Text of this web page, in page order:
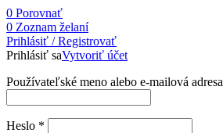
0 Porovnať
0 Zoznam želaní
Prihlásiť / Registrovať
Prihlásiť saVytvoriť účet
Používateľské meno alebo e-mailová adresa
Heslo *